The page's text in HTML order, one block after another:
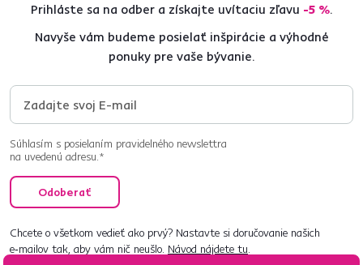
Prihláste sa na odber a získajte uvítaciu zľavu -5 %.
Navyše vám budeme posielať inšpirácie a výhodné
ponuky pre vaše bývanie.
Súhlasím s posielaním pravidelného newslettra
na uvedenú adresu.*
Odoberať
Chcete o všetkom vedieť ako prvý? Nastavte si doručovanie našich
e‑mailov tak, aby vám nič neušlo. Návod nájdete tu.